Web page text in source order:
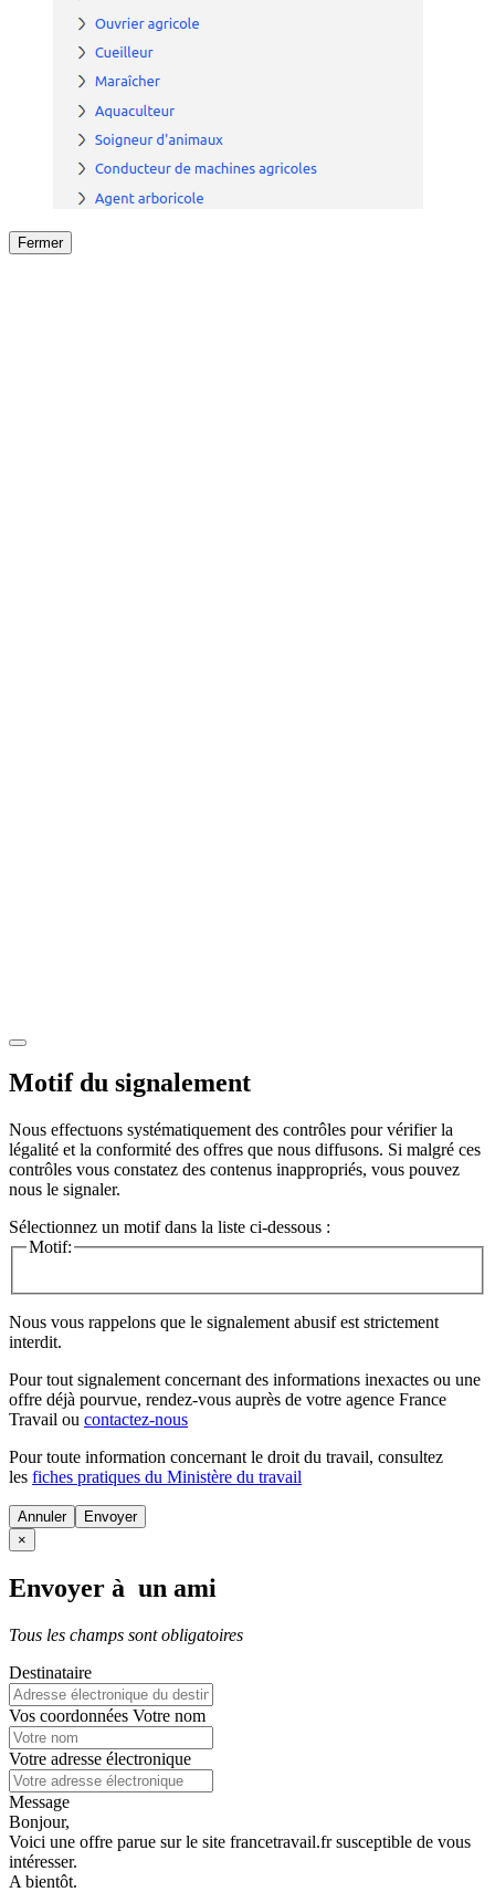
Fermer
Motif du signalement
Nous effectuons systématiquement des contrôles pour vérifier la
légalité et la conformité des offres que nous diffusons. Si malgré ces
contrôles vous constatez des contenus inappropriés, vous pouvez
nous le signaler.
Sélectionnez un motif dans la liste ci-dessous :
Motif:
Nous vous rappelons que le signalement abusif est strictement
interdit.
Pour tout signalement concernant des informations inexactes ou une
offre déjà pourvue, rendez-vous auprès de votre agence France
Travail ou contactez-nous
Pour toute information concernant le droit du travail, consultez
les fiches pratiques du Ministère du travail
Annuler
×
Envoyer à un ami
Tous les champs sont obligatoires
Destinataire
Vos coordonnées Votre nom
Votre adresse électronique
Message
Bonjour,
Voici une offre parue sur le site francetravail.fr susceptible de vous
intéresser.
A bientôt.